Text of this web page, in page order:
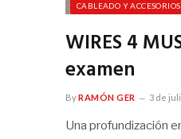
CABLEADO Y ACCESORIOS
WIRES 4
examen
ByRAMÓN GER 3 de
Una profundización